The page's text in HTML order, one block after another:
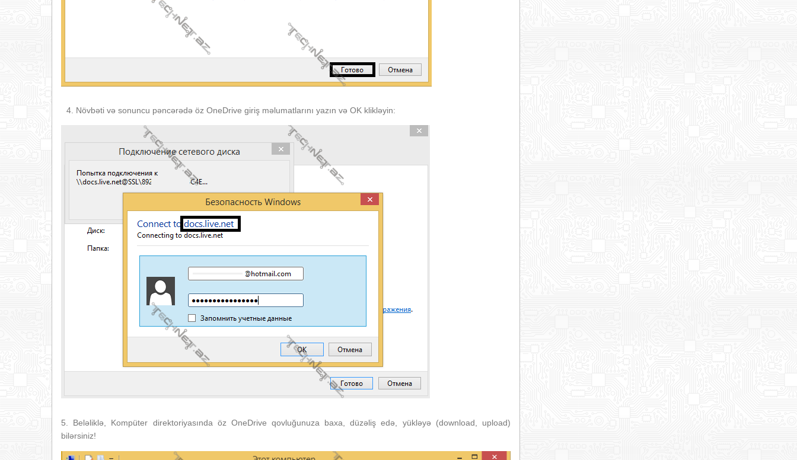
Növbəti və sonuncu pəncərədə öz OneDrive giriş məlumatlarını yazın və OK klikləyin:
5. Beləliklə, Kompüter direktoriyasında öz OneDrive qovluğunuza baxa, düzəliş edə, yükləyə (download, upload)
bilərsiniz!